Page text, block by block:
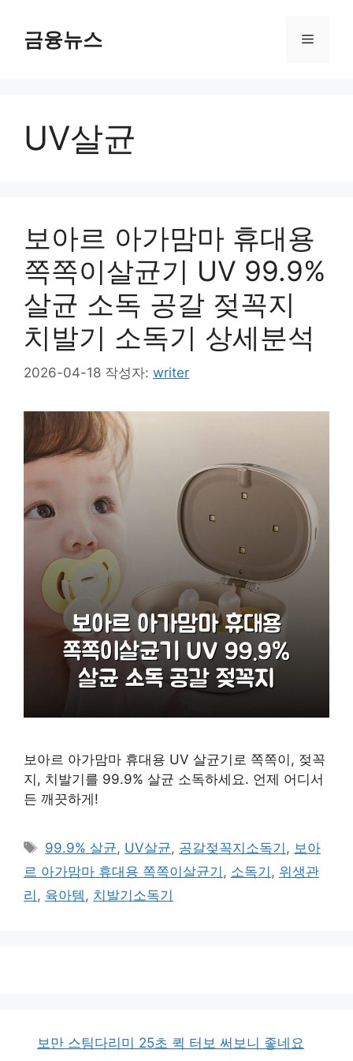
금융뉴스 메
UV살균
보아르 아가맘마 휴대용
쪽쪽이살균기 UV 99.9%
살균 소독 공갈 젖꼭지
치발기 소독기 상세분석
2026-04-18 작성자: writer
보아르 아가맘마 휴대용 UV 살균기로 쪽쪽이, 젖꼭
지, 치발기를 99.9% 살균 소독하세요. 언제 어디서
든 깨끗하게!
태
그
99.9% 살균, UV살균, 공갈젖꼭지소독기 , 보아
르 아가맘마 휴대용 쪽쪽이살균기 , 소독기 , 위생관
리 , 육아템 , 치발기소독기
보만 스팀다리미 25초 퀵 터보 써보니 좋네요